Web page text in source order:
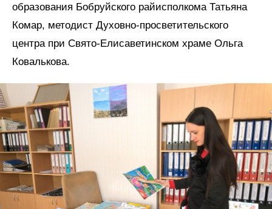
образования Бобруйского райисполкома Татьяна
Комар, методист Духовно-просветительского
центра при Свято-Елисаветинском храме Ольга
Ковалькова.